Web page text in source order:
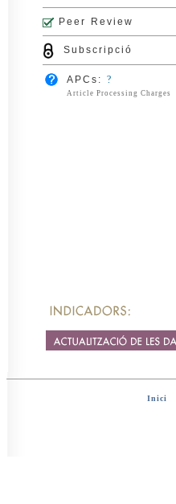
Peer Review
Subscripció
APCs: ?
Article Processing Charges
Inici